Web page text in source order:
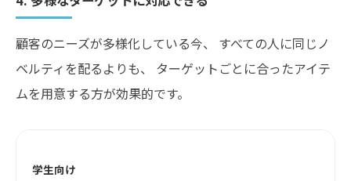
顧客のニーズが多様化している今、 すべての人に同じノ
ベルティを配るよりも、 ターゲットごとに合ったアイテ
ムを用意する方が効果的です。
学生向け